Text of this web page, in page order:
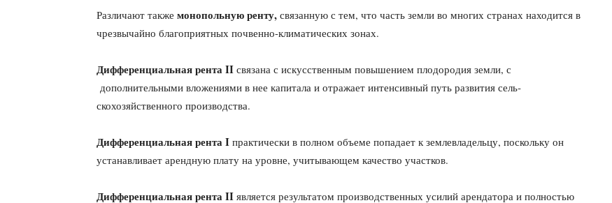
Различают также монопольную ренту, связанную с тем, что часть земли во многих странах находится в
чрезвычайно благоприятных почвенно-климатических зонах.
Дифференциальная рента II связана с искусственным повышением плодородия земли, с
дополнительными вложени­ями в нее капитала и отражает интенсивный путь развития сель­
скохозяйственного производства.
Дифференциальная рента I практически в полном объеме попа­дает к землевладельцу, поскольку он
устанавливает арендную пла­ту на уровне, учитывающем качество участков.
Дифференциаль­ная рента II является результатом производственных усилий арендатора и полностью